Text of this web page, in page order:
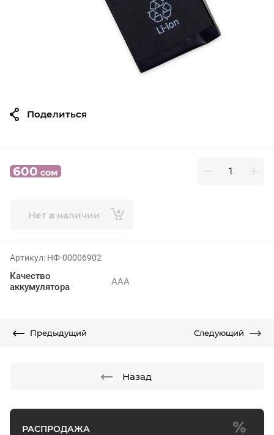
РАСПРОДАЖА
600 сом
Нет в наличии
Артикул: НФ-00006902
Качество
аккумулятора
AAA
Поделиться
Предыдущий Следующий
Назад